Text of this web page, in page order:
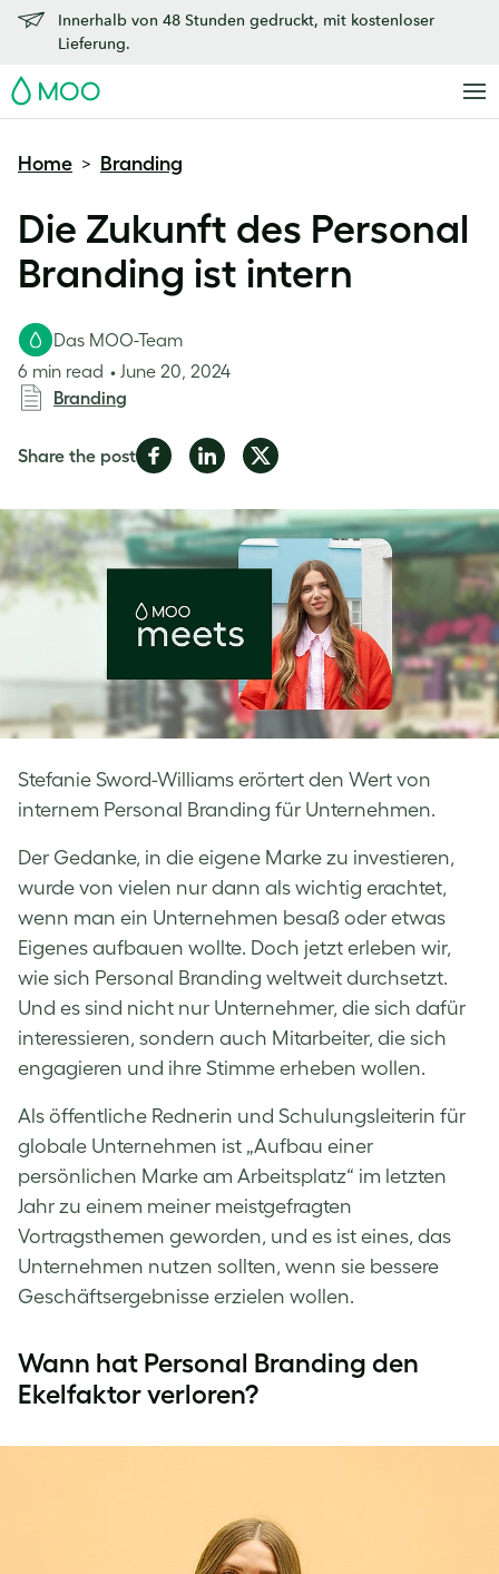
Innerhalb von 48 Stunden gedruckt, mit kostenloser
Lieferung.
MOO
Home > Branding
Die Zukunft des Personal
Branding ist intern
Stefanie Sword-Williams erörtert den Wert von
internem Personal Branding für Unternehmen.
Das MOO-Team
6 min read
June 20, 2024
Branding
Share the postShare
Facebook
Share
LinkedIn
Share
Twitter
Der Gedanke, in die eigene Marke zu investieren,
wurde von vielen nur dann als wichtig erachtet,
wenn man ein Unternehmen besaß oder etwas
Eigenes aufbauen wollte. Doch jetzt erleben wir,
wie sich Personal Branding weltweit durchsetzt.
Und es sind nicht nur Unternehmer, die sich dafür
interessieren, sondern auch Mitarbeiter, die sich
engagieren und ihre Stimme erheben wollen.
Als öffentliche Rednerin und Schulungsleiterin für
globale Unternehmen ist „Aufbau einer
persönlichen Marke am Arbeitsplatz“ im letzten
Jahr zu einem meiner meistgefragten
Vortragsthemen geworden, und es ist eines, das
Unternehmen nutzen sollten, wenn sie bessere
Geschäftsergebnisse erzielen wollen.
Wann hat Personal Branding den
Ekelfaktor verloren?